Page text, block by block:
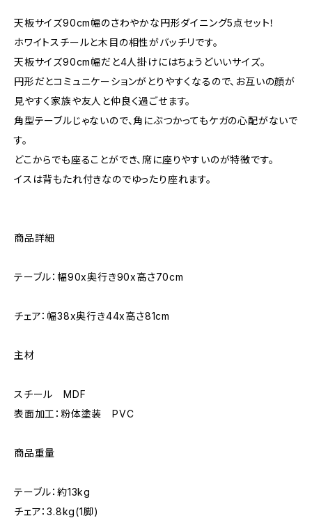
天板サイズ90cm幅のさわやかな円形ダイニング5点セット！
ホワイトスチールと木目の相性がバッチリです。
天板サイズ90cm幅だと4人掛けにはちょうどいいサイズ。
円形だとコミュニケーションがとりやすくなるので、お互いの顔が
見やすく家族や友人と仲良く過ごせます。
角型テーブルじゃないので、角にぶつかってもケガの心配がないで
す。
どこからでも座ることができ、席に座りやすいのが特徴です。
イスは背もたれ付きなのでゆったり座れます。
商品詳細
テーブル：幅90x奥行き90x高さ70cm
チェア：幅38x奥行き44x高さ81cm
主材
スチール MDF
表面加工：粉体塗装 PVC
商品重量
テーブル：約13kg
チェア：3.8kg(1脚)